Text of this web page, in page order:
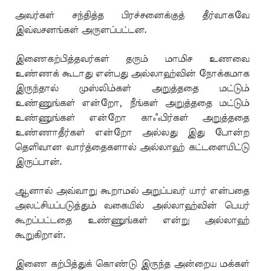
அவர்கள் சந்தித்த பிரச்சனைக்குத் தீர்வாகவே
இவ்வசனங்கள் அருளப்பட்டன.
இணைகற்பித்தவர்கள் தரும் மாமிச உணவை
உண்ணக் கூடாது என்பது அல்லாஹ்வின் நோக்கமாக
இருந்தால் முஸ்லிம்கள் அறுத்ததை மட்டும்
உண்ணுங்கள் என்றோ, நீங்கள் அறுத்ததை மட்டும்
உண்ணுங்கள் என்றோ காஃபிர்கள் அறுத்ததை
உண்ணாதீர்கள் என்றோ அல்லது இது போன்ற
தெளிவான வார்த்தைகளால் அல்லாஹ் கட்டளையிட்டு
இருப்பான்.
ஆனால் அவ்வாறு கூறாமல் அறுப்பவர் யார் என்பதை
அலட்சியப்படுத்தும் வகையில் அல்லாஹ்வின் பெயர்
கூறப்பட்டதை உண்ணுங்கள் என்று அல்லாஹ்
கூறுகிறான்.
இணை கற்பித்துக் கொண்டு இருந்த அன்றைய மக்கள்